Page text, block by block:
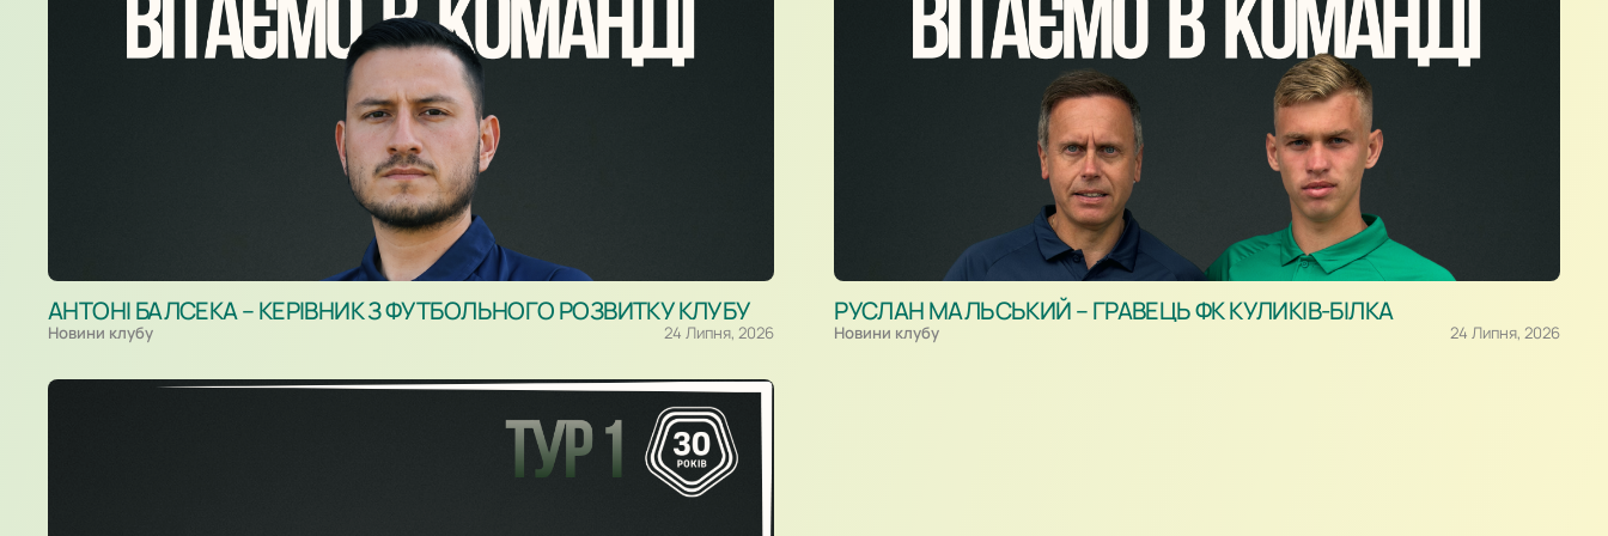
АНТОНІ БАЛСЕКА – КЕРІВНИК З ФУТБОЛЬНОГО РОЗВИТКУ КЛУБУ
Новини клубу 24 Липня, 2026
РУСЛАН МАЛЬСЬКИЙ – ГРАВЕЦЬ ФК КУЛИКІВ-БІЛКА
Новини клубу 24 Липня, 2026